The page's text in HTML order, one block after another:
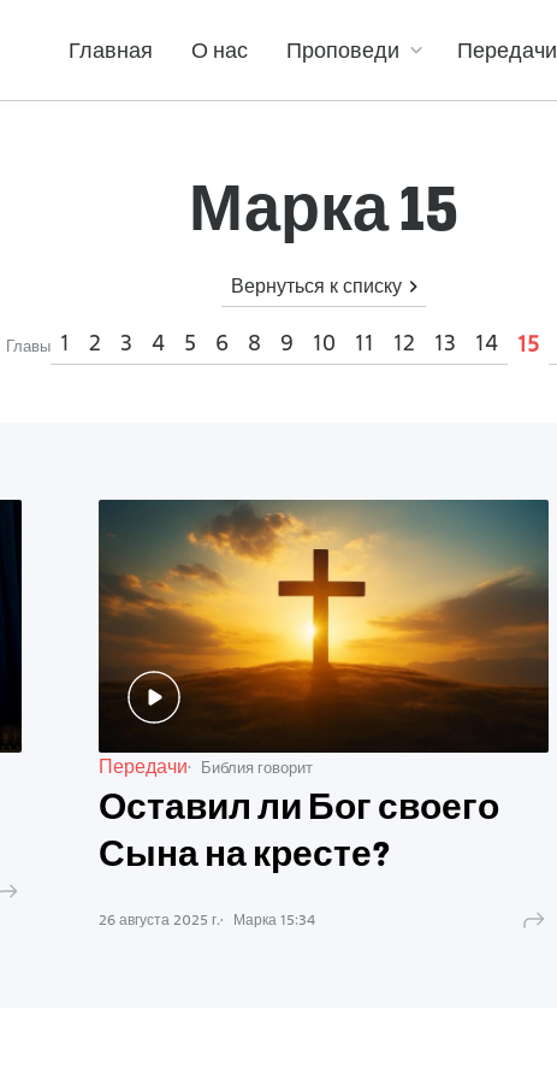
Главная О нас Проповеди Передачи
Марка 15
Вернуться к списку
Главы 1 2 3 4 5 6 8 9 10 11 12 13 14 15
Передачи Библия говорит
Оставил ли Бог своего
Сына на кресте?
26 августа 2025 г. Марка 15:34